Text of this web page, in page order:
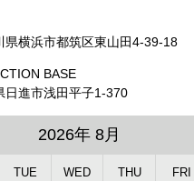
県横浜市都筑区東山田4-39-18
BASE
日進市浅田平子1-370
2026年 8月
TUE WED THU FRI